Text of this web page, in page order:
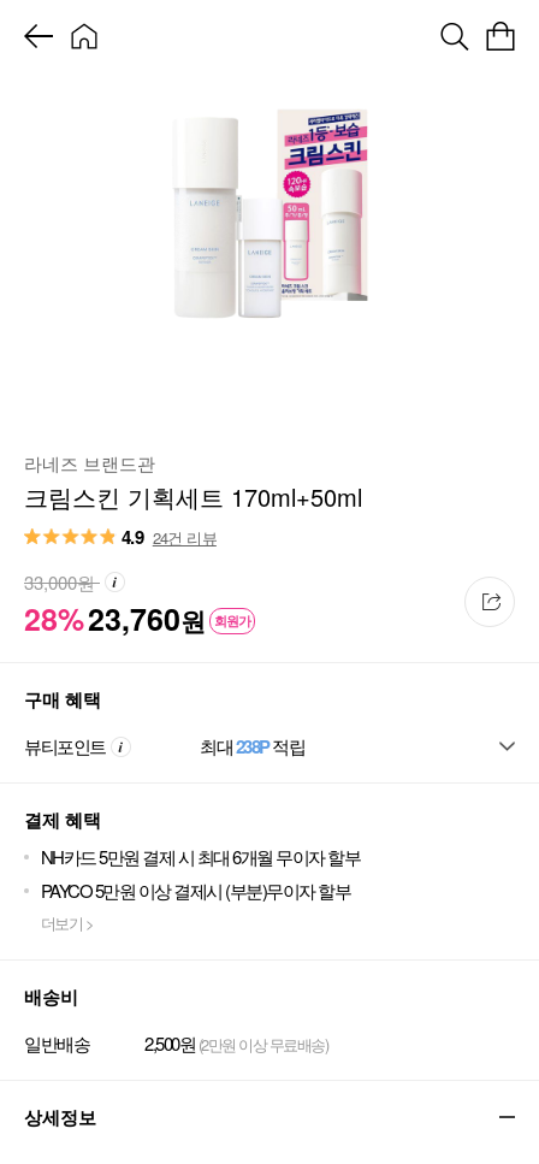
라네즈 브랜드관
크림스킨 기획세트 170ml+50ml
4.9 24건 리뷰
28%23,760원 회원가
33,000원
구매 혜택
뷰티포인트 최대238P적립
결제 혜택
NH카드 5만원 결제 시 최대 6개월 무이자 할부
PAYCO 5만원 이상 결제시 (부분)무이자 할부
더보기 >
배송비
일반배송 2,500원 (2만원 이상 무료배송)
상세정보